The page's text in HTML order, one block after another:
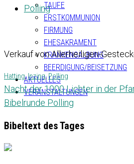
TAUFE
ERSTKOMMUNION
FIRMUNG
EHESAKRAMENT
KRANKENSALBUNG
BEERDIGUNG/BEISETZUNG
AKTUELLES
VERANSTALTUNGEN
Polling
Verkauf von Allerheiligen-
Hatting,Inzing, Polling
Nacht der 1000 Lichter in der
Bibelrunde Polling
Bibeltext des Tages